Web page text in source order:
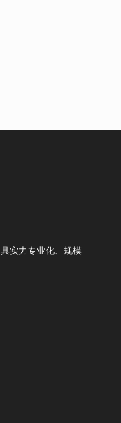
实力专业化、规模